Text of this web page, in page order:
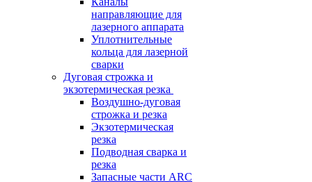
направляющие для
лазерного аппарата
Уплотнительные
кольца для лазерной
сварки
Дуговая строжка и
экзотермическая резка
Воздушно-дуговая
строжка и резка
Экзотермическая
резка
Подводная сварка и
резка
Запасные части ARC